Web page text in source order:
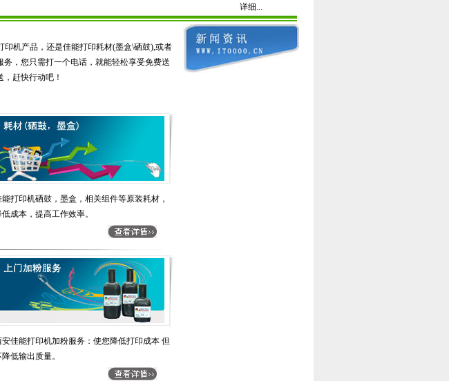
详细...
印机产品，还是佳能打印耗材(墨盒\硒鼓),或者
务，您只需打一个电话，就能轻松享受免费送
赶快行动吧！
能打印机硒鼓，墨盒，相关组件等原装耗材，
低成本，提高工作效率。
安佳能打印机加粉服务：使您降低打印成本 但
低输出质量。